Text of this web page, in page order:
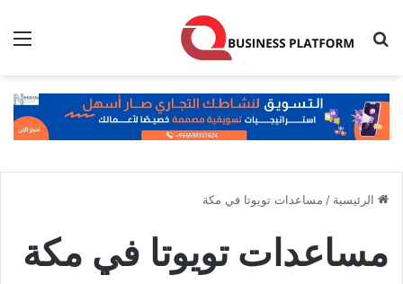
بحث عن
الرئيسية / مساعدات تويوتا في مكة
مساعدات تويوتا في مكة